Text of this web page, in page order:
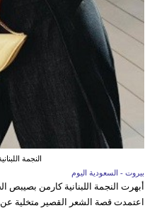
النجمة
بيروت - السعودية اليوم
أبهرت النجمة اللبنانية كارمن
اعتمدت قصة الشعر القصير متخلية عن